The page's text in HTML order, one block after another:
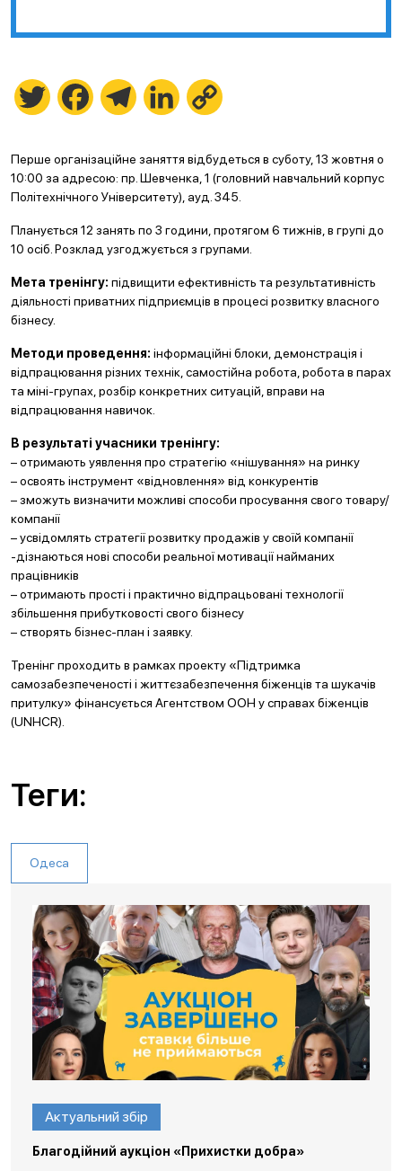
Twitter FacebookTelegramLinkedIn
Перше організаційне заняття відбудеться в суботу, 13 жовтня о
10:00 за адресою: пр. Шевченка, 1 (головний навчальний корпус
Політехнічного Університету), ауд. 345.
Планується 12 занять по 3 години, протягом 6 тижнів, в групі до
10 осіб. Розклад узгоджується з групами.
Мета тренінгу: підвищити ефективність та результативність
діяльності приватних підприємців в процесі розвитку власного
бізнесу.
Методи проведення: інформаційні блоки, демонстрація і
відпрацювання різних технік, самостійна робота, робота в парах
та міні-групах, розбір конкретних ситуацій, вправи на
відпрацювання навичок.
В результаті учасники тренінгу:
– отримають уявлення про стратегію «нішування» на ринку
– освоять інструмент «відновлення» від конкурентів
– зможуть визначити можливі способи просування свого товару/
компанії
– усвідомлять стратегії розвитку продажів у своїй компанії
-дізнаються нові способи реальної мотивації найманих
працівників
– отримають прості і практично відпрацьовані технології
збільшення прибутковості свого бізнесу
– створять бізнес-план і заявку.
Тренінг проходить в рамках проекту «Підтримка
самозабезпеченості і життєзабезпечення біженців та шукачів
притулку» фінансується Агентством ООН у справах біженців
(UNHCR).
Теги:
Одеса
Актуальний збір
Благодійний аукціон «Прихистки добра»